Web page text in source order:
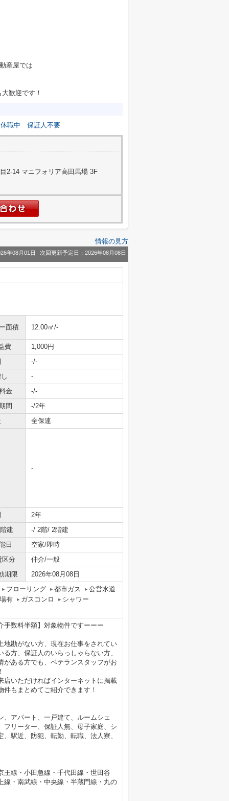
産屋では
歓迎です！
休職中 保証人不要
2-14 マニフォリア高田馬場 3F
情報の見方
年08月01日 次回更新予定日：2026年08月08日
面積 12.00㎡/-
費
1,000円
-/-
-
金
-/-
間
-/2年
全保連
-
2年
建
-/ 2階/ 2階建
日
空家/即時
区分
仲介/一般
期限
2026年08月08日
フローリング
都市ガス
公営水道
有
ガスコンロ シャワー
手数料半額】対象物件ですーーー
地勘がない方、現在お仕事をされてい
方、保証人のいらっしゃらない方、
ある方でも、ベテランスタッフがお
店いただければインターネットに掲載
もまとめてご紹介できます！
アパート、一戸建て、ルームシェ
リーター、保証人無、母子家庭、シ
駅近、防犯、転勤、転職、法人寮、
王線・小田急線・千代田線・世田谷
線・南武線・中央線・半蔵門線・丸の